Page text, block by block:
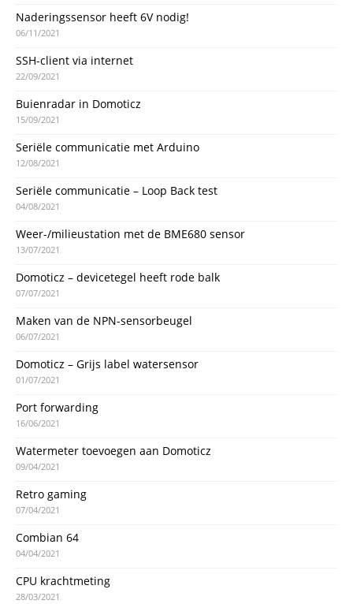
Naderingssensor heeft 6V nodig!
06/11/2021
SSH-client via internet
22/09/2021
Buienradar in Domoticz
15/09/2021
Seriële communicatie met Arduino
12/08/2021
Seriële communicatie – Loop Back test
04/08/2021
Weer-/milieustation met de BME680 sensor
13/07/2021
Domoticz – devicetegel heeft rode balk
07/07/2021
Maken van de NPN-sensorbeugel
06/07/2021
Domoticz – Grijs label watersensor
01/07/2021
Port forwarding
16/06/2021
Watermeter toevoegen aan Domoticz
09/04/2021
Retro gaming
07/04/2021
Combian 64
04/04/2021
CPU krachtmeting
28/03/2021